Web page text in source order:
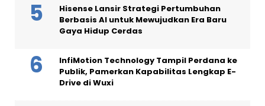
Hisense Lansir Strategi Pertumbuhan
Berbasis AI untuk Mewujudkan Era Baru
Gaya Hidup Cerdas
InfiMotion Technology Tampil Perdana ke
Publik, Pamerkan Kapabilitas Lengkap E-
Drive di Wuxi